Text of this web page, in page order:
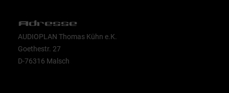
Adresse
AUDIOPLAN Thomas Kühn e.K.
Goethestr. 27
D-76316 Malsch